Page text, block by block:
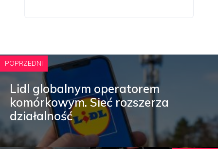
POPRZEDNI
Lidl globalnym operatorem
komórkowym. Sieć rozszerza
działalność